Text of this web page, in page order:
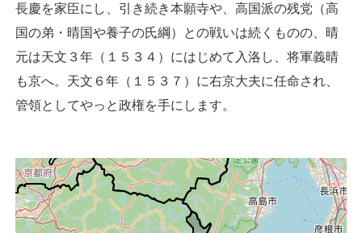
長慶を家臣にし、引き続き本願寺や、高国派の残党（高
国の弟・晴国や養子の氏綱）との戦いは続くものの、晴
元は天文３年（１５３４）にはじめて入洛し、将軍義晴
も京へ。天文６年（１５３７）に右京大夫に任命され、
管領としてやっと政権を手にします。